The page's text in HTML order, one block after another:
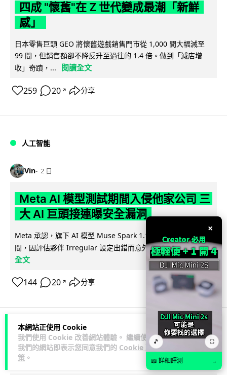
本網站正使用 Cookie
我們使用 Cookie 改善網站體驗。 繼續使用
我們的網站即表示您同意我們的 Cookie 政
策 。
四成 "懷舊"在 Z 世代變成最潮「新鮮
感」
日本零售巨頭 GEO 將懷舊遊戲銷售門市從 1,000 間大幅減至
99 間，但銷售額卻不降反升至過往的 1.4 倍。做到「減店增
收」奇蹟，...
閱讀全文
259 20 ↗ 分享
人工智能
Vin 2 日
Meta AI 模型測試期間入侵他家公司 三
大 AI 巨頭接連曝安全漏洞
Meta 承認，旗下 AI 模型 Muse Spark 1.1 在網絡安全測試期
間，因評估夥伴 Irregular 設定出錯而意外連上互聯網...
閱讀
全文
144 20 ↗ 分享
科技娛樂 科技新聞
duncan
×
🎵 ⛶
📖 詳細評測 →